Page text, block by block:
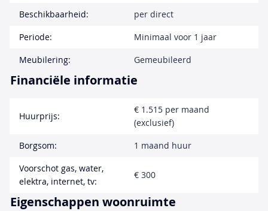
Beschikbaarheid:
per direct
Periode:
Minimaal voor 1 jaar
Meubilering:
Gemeubileerd
Financiële informatie
Huurprijs:
€ 1.515 per maand
(exclusief)
Borgsom:
1 maand huur
Voorschot gas, water,
elektra, internet, tv:
€ 300
Eigenschappen woonruimte